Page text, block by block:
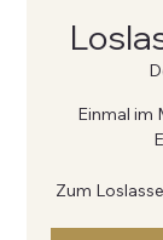
Einmal im
Zum